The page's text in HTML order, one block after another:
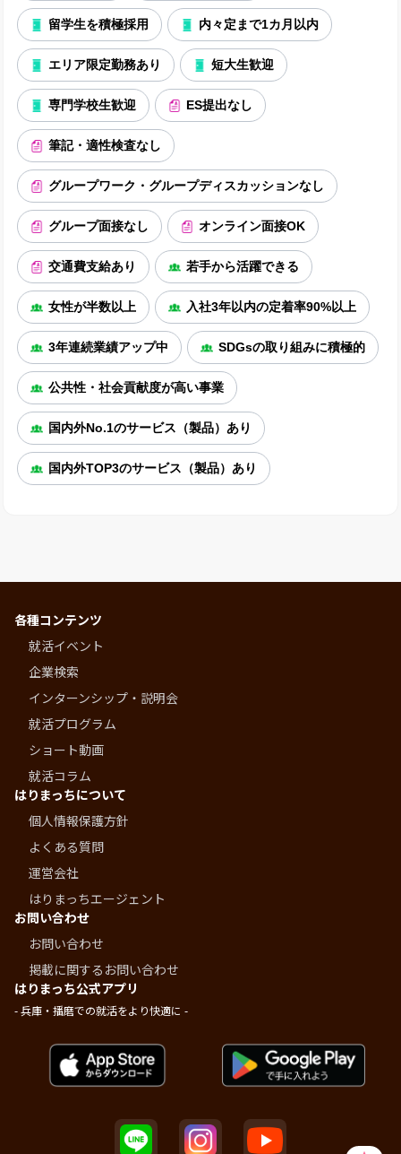
留学生を積極採用 内々定まで1カ月以内
エリア限定勤務あり 短大生歓迎
専門学校生歓迎 ES提出なし
筆記・適性検査なし
グループワーク・グループディスカッションなし
グループ面接なし オンライン面接OK
交通費支給あり 若手から活躍できる
女性が半数以上 入社3年以内の定着率90%以上
3年連続業績アップ中 SDGsの取り組みに積極的
公共性・社会貢献度が高い事業
国内外No.1のサービス（製品）あり
国内外TOP3のサービス（製品）あり
各種コンテンツ
就活イベント
企業検索
インターンシップ・説明会
就活プログラム
ショート動画
就活コラム
はりまっちについて
個人情報保護方針
よくある質問
運営会社
はりまっちエージェント
お問い合わせ
お問い合わせ
掲載に関するお問い合わせ
はりまっち公式アプリ
- 兵庫・播磨での就活をより快適に -